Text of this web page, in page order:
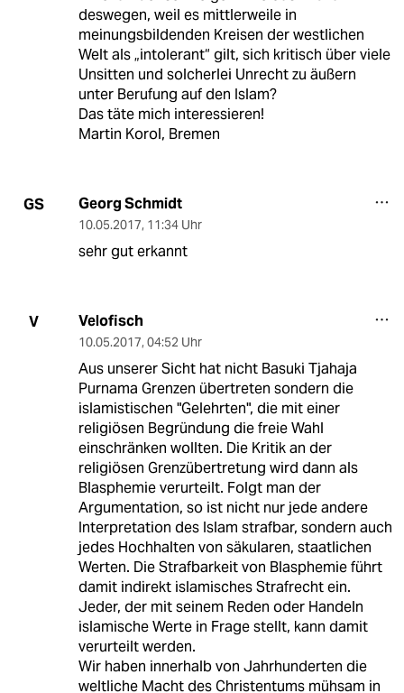
deswegen, weil es mittlerweile in
meinungsbildenden Kreisen der westlichen
Welt als „intolerant“ gilt, sich kritisch über viele
Unsitten und solcherlei Unrecht zu äußern
unter Berufung auf den Islam?
Das täte mich interessieren!
Martin Korol, Bremen
GS Georg Schmidt
10.05.2017, 11:34 Uhr
sehr gut erkannt
V Velofisch
10.05.2017, 04:52 Uhr
Aus unserer Sicht hat nicht Basuki Tjahaja
Purnama Grenzen übertreten sondern die
islamistischen "Gelehrten", die mit einer
religiösen Begründung die freie Wahl
einschränken wollten. Die Kritik an der
religiösen Grenzübertretung wird dann als
Blasphemie verurteilt. Folgt man der
Argumentation, so ist nicht nur jede andere
Interpretation des Islam strafbar, sondern auch
jedes Hochhalten von säkularen, staatlichen
Werten. Die Strafbarkeit von Blasphemie führt
damit indirekt islamisches Strafrecht ein.
Jeder, der mit seinem Reden oder Handeln
islamische Werte in Frage stellt, kann damit
verurteilt werden.
Wir haben innerhalb von Jahrhunderten die
weltliche Macht des Christentums mühsam in